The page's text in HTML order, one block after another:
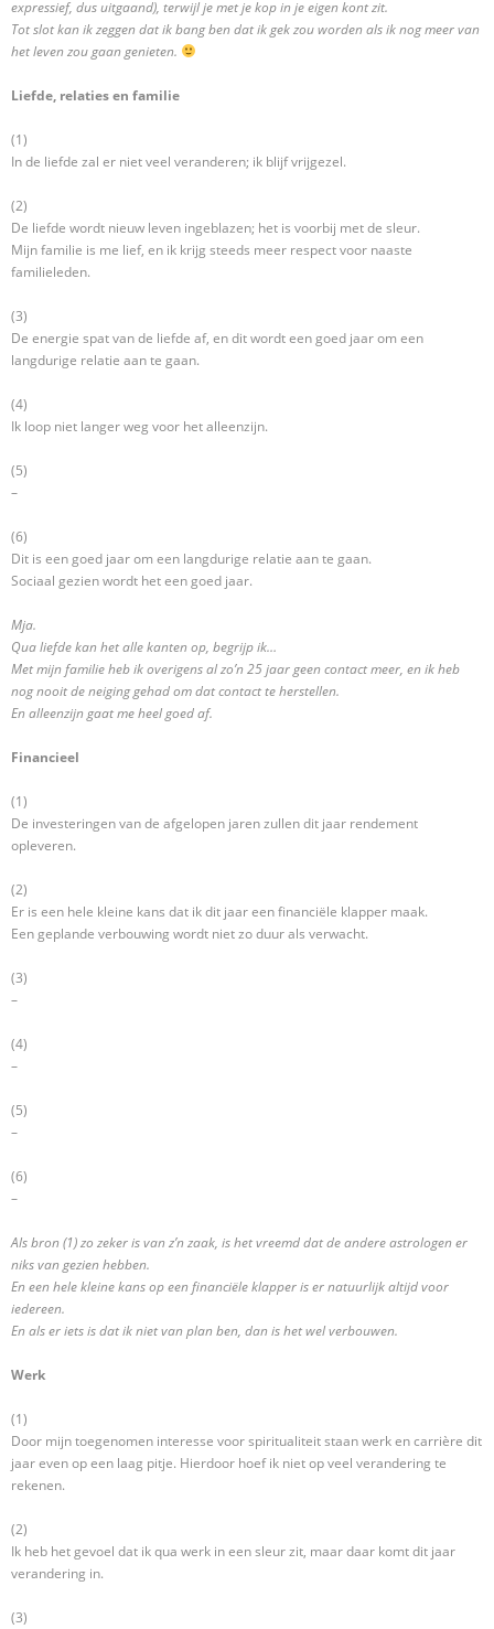
expressief, dus uitgaand), terwijl je met je kop in je eigen kont zit.
Tot slot kan ik zeggen dat ik bang ben dat ik gek zou worden als ik nog meer van
het leven zou gaan genieten.
Liefde, relaties en familie
(1)
In de liefde zal er niet veel veranderen; ik blijf vrijgezel.
(2)
De liefde wordt nieuw leven ingeblazen; het is voorbij met de sleur.
Mijn familie is me lief, en ik krijg steeds meer respect voor naaste
familieleden.
(3)
De energie spat van de liefde af, en dit wordt een goed jaar om een
langdurige relatie aan te gaan.
(4)
Ik loop niet langer weg voor het alleenzijn.
(5)
–
(6)
Dit is een goed jaar om een langdurige relatie aan te gaan.
Sociaal gezien wordt het een goed jaar.
Mja.
Qua liefde kan het alle kanten op, begrijp ik…
Met mijn familie heb ik overigens al zo’n 25 jaar geen contact meer, en ik heb
nog nooit de neiging gehad om dat contact te herstellen.
En alleenzijn gaat me heel goed af.
Financieel
(1)
De investeringen van de afgelopen jaren zullen dit jaar rendement
opleveren.
(2)
Er is een hele kleine kans dat ik dit jaar een financiële klapper maak.
Een geplande verbouwing wordt niet zo duur als verwacht.
(3)
–
(4)
–
(5)
–
(6)
–
Als bron (1) zo zeker is van z’n zaak, is het vreemd dat de andere astrologen er
niks van gezien hebben.
En een hele kleine kans op een financiële klapper is er natuurlijk altijd voor
iedereen.
En als er iets is dat ik niet van plan ben, dan is het wel verbouwen.
Werk
(1)
Door mijn toegenomen interesse voor spiritualiteit staan werk en carrière dit
jaar even op een laag pitje. Hierdoor hoef ik niet op veel verandering te
rekenen.
(2)
Ik heb het gevoel dat ik qua werk in een sleur zit, maar daar komt dit jaar
verandering in.
(3)